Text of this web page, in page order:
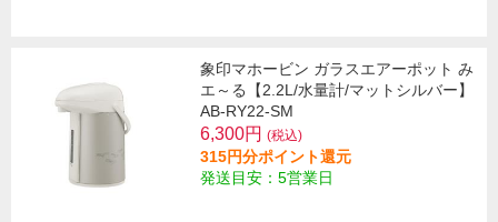
象印マホービン ガラスエアーポット み
エ～る【2.2L/水量計/マットシルバー】
AB-RY22-SM
6,300円 (税込)
315円分ポイント還元
発送目安：5営業日